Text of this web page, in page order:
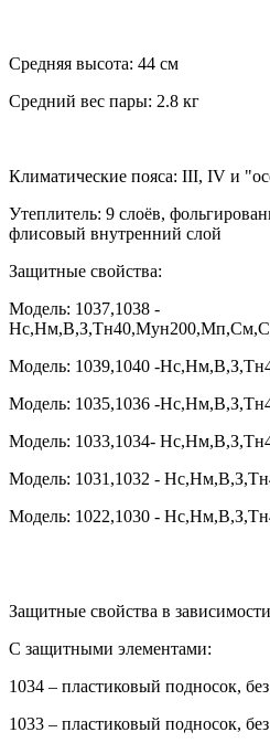
Средняя высота: 44 см
Средний вес пары: 2.8 кг
Климатические пояса: III, IV и
Утеплитель: 9 слоёв,
флисовый внутренний слой
Защитные свойства:
Модель: 1037,1038 -
Модель: 1039,1040 -
Модель: 1035,1036 -
Модель: 1033,1034-
Модель: 1031,1032 -
Модель: 1022,1030 -
Защитные свойства в
С защитными элементами:
1034 – пластиковый подносок,
1033 – пластиковый подносок,